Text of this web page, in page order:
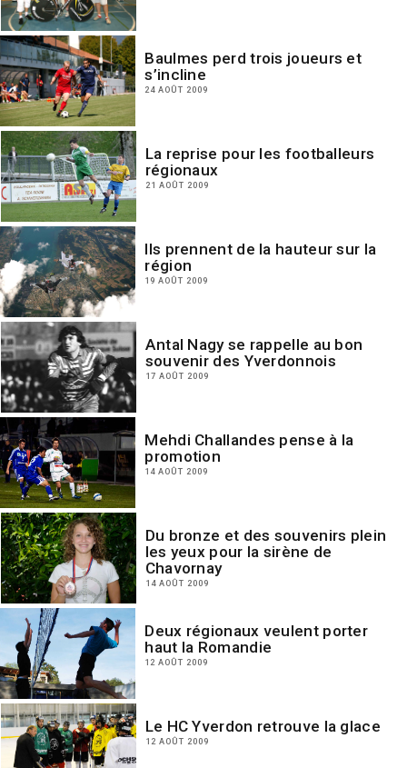
Baulmes perd trois joueurs et
s’incline
24 AOÛT 2009
La reprise pour les footballeurs
régionaux
21 AOÛT 2009
Ils prennent de la hauteur sur la
région
19 AOÛT 2009
Antal Nagy se rappelle au bon
souvenir des Yverdonnois
17 AOÛT 2009
Mehdi Challandes pense à la
promotion
14 AOÛT 2009
Du bronze et des souvenirs plein
les yeux pour la sirène de
Chavornay
14 AOÛT 2009
Deux régionaux veulent porter
haut la Romandie
12 AOÛT 2009
Le HC Yverdon retrouve la glace
12 AOÛT 2009